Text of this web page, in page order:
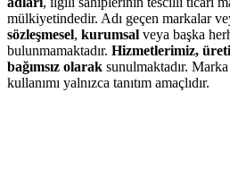
mülkiyetindedir. Adı geçen markalar
sözleşmesel, kurumsal veya başka
bulunmamaktadır. Hizmetlerimiz,
bağımsız olarak sunulmaktadır.
kullanımı yalnızca tanıtım amaçlıdır.